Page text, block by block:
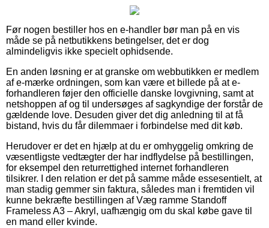
Før nogen bestiller hos en e-handler bør man på en vis
måde se på netbutikkens betingelser, det er dog
almindeligvis ikke specielt ophidsende.
En anden løsning er at granske om webbutikken er medlem
af e-mærke ordningen, som kan være et billede på at e-
forhandleren føjer den officielle danske lovgivning, samt at
netshoppen af og til undersøges af sagkyndige der forstår de
gældende love. Desuden giver det dig anledning til at få
bistand, hvis du får dilemmaer i forbindelse med dit køb.
Herudover er det en hjælp at du er omhyggelig omkring de
væsentligste vedtægter der har indflydelse på bestillingen,
for eksempel den returrettighed internet forhandleren
tilsikrer. I den relation er det på samme måde essesentielt, at
man stadig gemmer sin faktura, således man i fremtiden vil
kunne bekræfte bestillingen af Væg ramme Standoff
Frameless A3 – Akryl, uafhængig om du skal købe gave til
en mand eller kvinde.